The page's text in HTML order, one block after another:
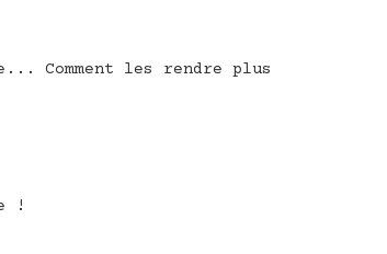
Comment les rendre plus
!